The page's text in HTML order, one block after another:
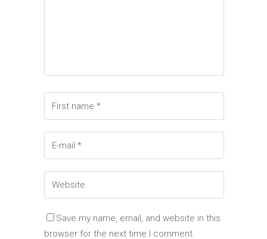
Save my name, email, and website in this
browser for the next time I comment.